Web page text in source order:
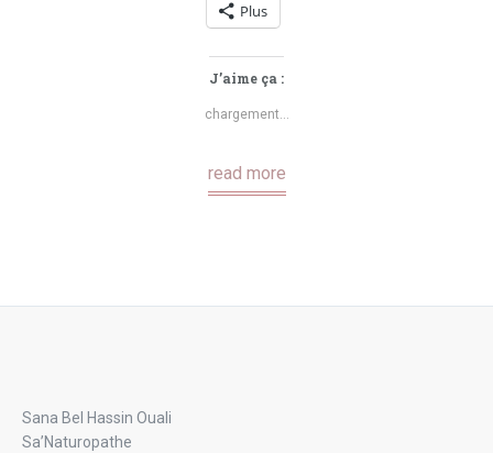
Plus
J’aime ça :
chargement…
read more
Sana Bel Hassin Ouali
Sa’Naturopathe